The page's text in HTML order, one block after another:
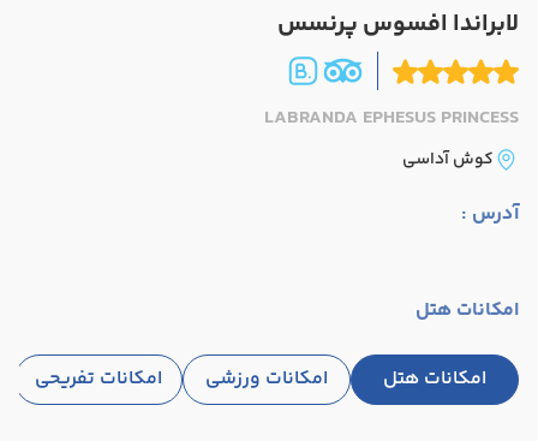
لابراندا افسوس پرنسس
LABRANDA EPHESUS PRINCESS
کوش آداسی
آدرس :
امکانات هتل
امکانات هتل امکانات ورزشی امکانات تفریحی